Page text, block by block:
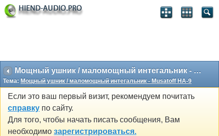
Мощный ушник / маломощный интегальник - Musatoff HA-9
Тема: Мощный ушник / маломощный интегальник - Musatoff HA-9
Если это ваш первый визит, рекомендуем почитать
справку по сайту.
Для того, чтобы начать писать сообщения, Вам
необходимо зарегистрироваться.